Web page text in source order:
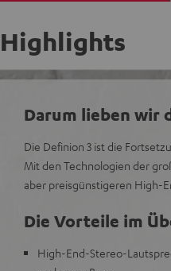
Highlights
Darum lieben wir
Die Definion 3 ist die
Mit den Technologien der
aber preisgünstigeren High-
Die Vorteile im
High-End-Stereo-